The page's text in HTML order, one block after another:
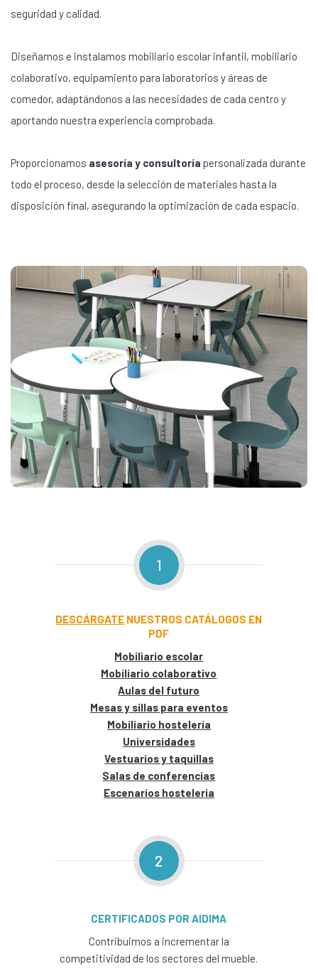
seguridad y calidad.
Diseñamos e instalamos mobiliario escolar infantil, mobiliario
colaborativo, equipamiento para laboratorios y áreas de
comedor, adaptándonos a las necesidades de cada centro y
aportando nuestra experiencia comprobada.
Proporcionamos asesoría y consultoría personalizada durante
todo el proceso, desde la selección de materiales hasta la
disposición final, asegurando la optimización de cada espacio.
1
DESCÁRGATE NUESTROS CATÁLOGOS EN
PDF
Mobiliario escolar
Mobiliario colaborativo
Aulas del futuro
Mesas y sillas para eventos
Mobiliario hostelería
Universidades
Vestuarios y taquillas
Salas de conferencias
Escenarios hostelería
2
CERTIFICADOS POR AIDIMA
Contribuimos a incrementar la
competitividad de los sectores del mueble.